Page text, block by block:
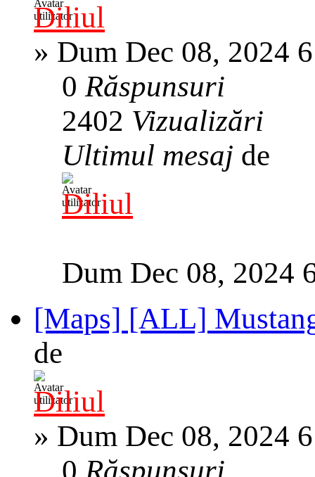
Diliul
» Dum Dec 08, 2024
0Răspunsuri
2402 Vizualizări
Ultimul mesaj de
Diliul
Dum Dec 08, 2024
[Maps] [ALL]
de
Diliul
» Dum Dec 08, 2024